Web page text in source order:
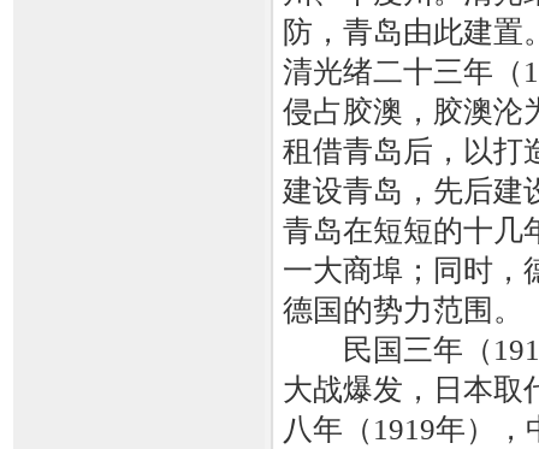
防，青岛由此建置
清光绪二十三年（
侵占胶澳，胶澳沦
租借青岛后，以打
建设青岛，先后建
青岛在短短的十几
一大商埠；同时，
德国的势力范围。
民国三年（
大战爆发，日本取
八年（1919年）